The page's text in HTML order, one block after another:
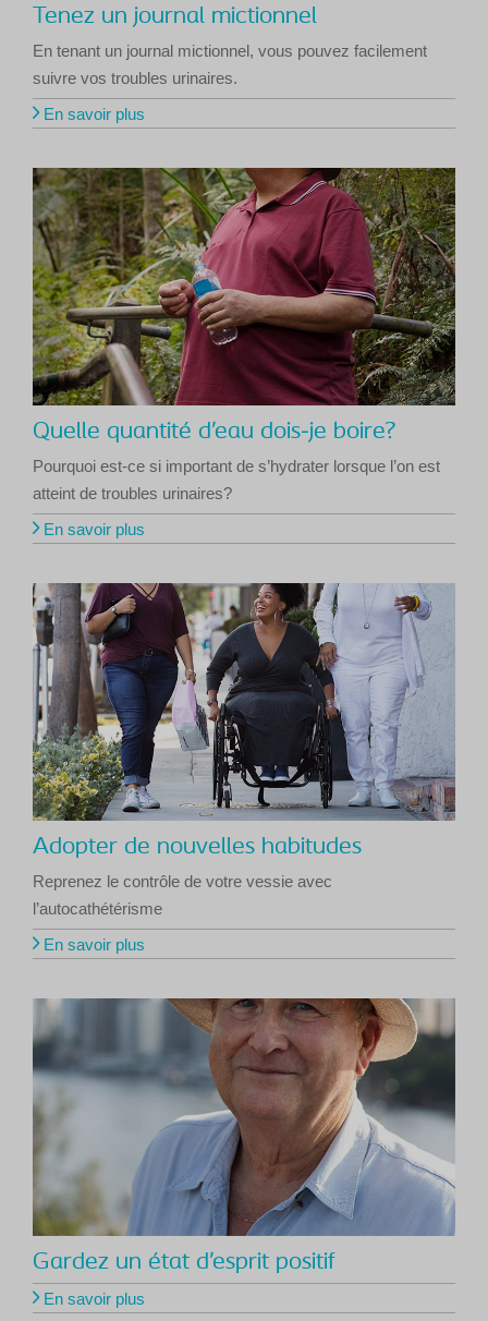
Tenez un journal mictionnel
En tenant un journal mictionnel, vous pouvez facilement
suivre vos troubles urinaires.
En savoir plus
Quelle quantité d’eau dois-je boire?
Pourquoi est-ce si important de s’hydrater lorsque l’on est
atteint de troubles urinaires?
En savoir plus
Adopter de nouvelles habitudes
Reprenez le contrôle de votre vessie avec
l’autocathétérisme
En savoir plus
Gardez un état d’esprit positif
En savoir plus